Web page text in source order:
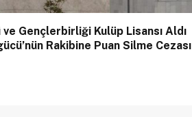
Gençlerbirliği Kulüp Lisansı Aldı
Rakibine Puan Silme Cezası